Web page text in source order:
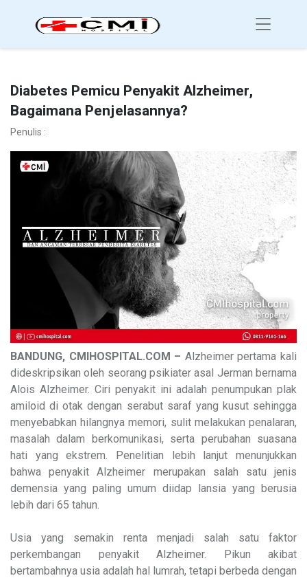
Diabetes Pemicu Penyakit Alzheimer,
Bagaimana Penjelasannya?
Penulis :
BANDUNG, CMIHOSPITAL.COM – Alzheimer pertama kali
dideskripsikan oleh seorang psikiater asal Jerman bernama
Alois Alzheimer. Ciri penyakit ini adalah penumpukan plak
amiloid di otak dengan serabut saraf yang kusut sehingga
menyebabkan hilangnya memori, sulit melakukan penalaran,
masalah dalam berkomunikasi, serta perubahan suasana
hati yang ekstrem. Penelitian lebih lanjut menunjukkan
bahwa penyakit Alzheimer merupakan salah satu jenis
demensia yang paling umum diidap lansia yang berusia
lebih dari 65 tahun.
Usia yang semakin renta menjadi salah satu faktor
perkembangan penyakit Alzheimer. Pikun akibat
bertambahnya usia adalah hal lumrah, tetapi berbeda dengan